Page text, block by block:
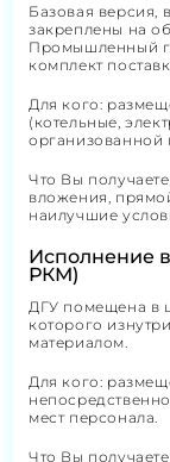
Базовая версия,
закреплены на
Промышленный
комплект
Для кого:
(котельные,
организованной
Что Вы
вложения,
наилучшие
Исполнение
РКМ)
ДГУ помещена в
которого
материалом.
Для кого:
мест персонала.
Что Вы